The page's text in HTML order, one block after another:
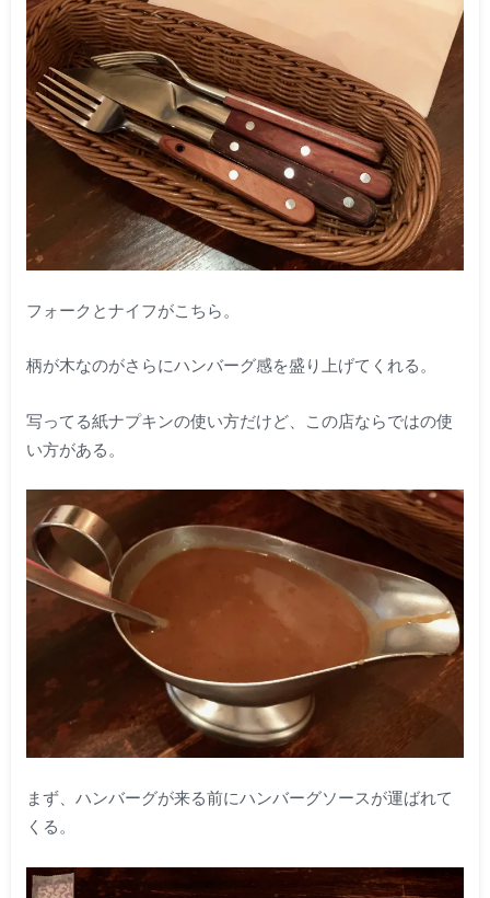
フォークとナイフがこちら。
柄が木なのがさらにハンバーグ感を盛り上げてくれる。
写ってる紙ナプキンの使い方だけど、この店ならではの使
い方がある。
まず、ハンバーグが来る前にハンバーグソースが運ばれて
くる。